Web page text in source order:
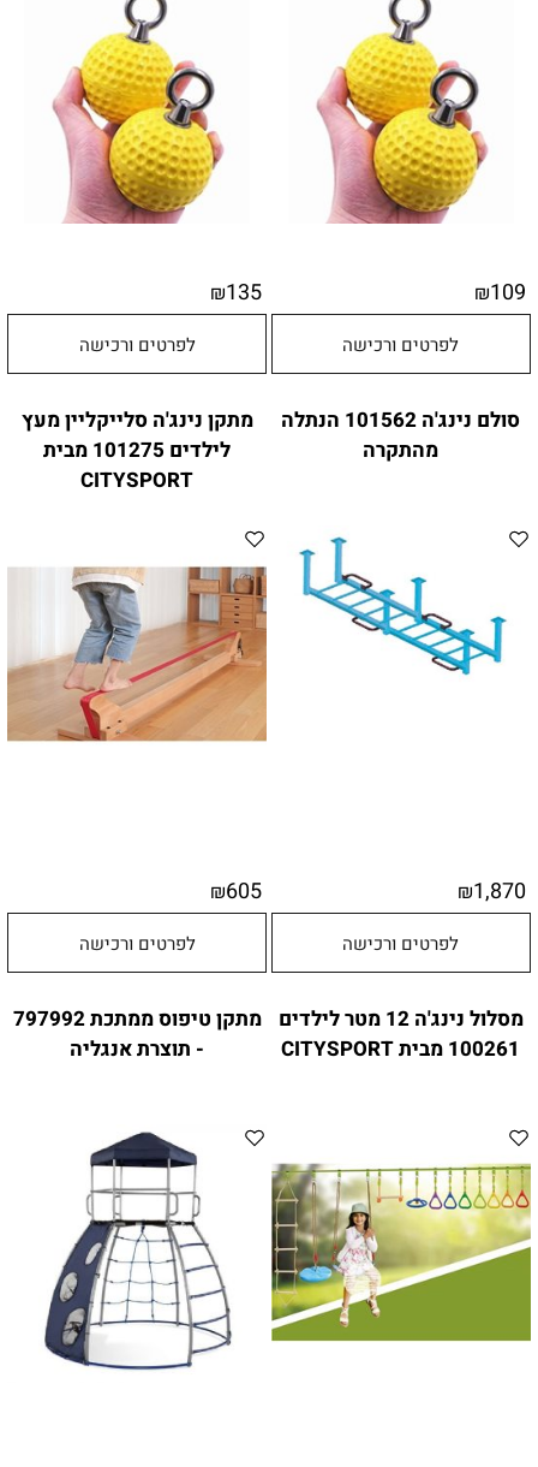
₪109
לפרטים ורכישה
₪135
לפרטים ורכישה
סולם נינג'ה 101562 הנתלה
מהתקרה
₪1,870
לפרטים ורכישה
מתקן נינג'ה סלייקליין מעץ
לילדים 101275 מבית
CITYSPORT
₪605
לפרטים ורכישה
מסלול נינג'ה 12 מטר לילדים
100261 מבית CITYSPORT
מתקן טיפוס ממתכת 797992
- תוצרת אנגליה